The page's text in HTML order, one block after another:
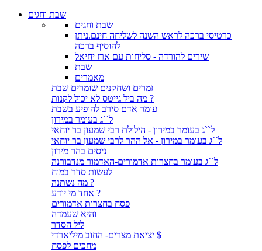
שבת וחגים
שבת וחגים
כרטיסי ברכה לראש השנה לשליחה חינם.ניתן
להוסיף ברכה
שירים להורדה - סליחות עם ארז יחיאל
שבת
מאמרים
זמרים ושחקנים שומרים שבת
מה ביל גייטס לא יכול לקנות ?
עומר אדם סירב להופיע בשבת
ל``ג בעומר במירון
ל``ג בעומר במירון - הילולת רבי שמעון בר יוחאי
ל``ג בעומר במירון - אל ההר לרבי שמעון בר יוחאי
ניסים בהר מירון
ל``ג בעומר בחצרות אדמורים-האדמור מנדבורנה
לעשות סדר במוח
מה נשתנה ?
אחד מי יודע ?
פסח בחצרות אדמורים
והיא שעמדה
ליל הסדר
יציאת מצרים- החוב מיליארדי $
מחכים לפסח